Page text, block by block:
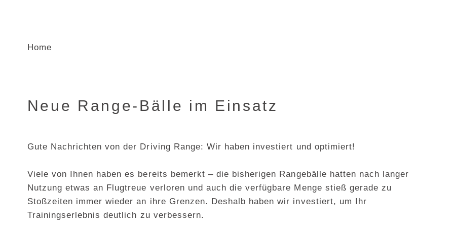
Home
Neue Range-Bälle im Einsatz
Gute Nachrichten von der Driving Range: Wir haben investiert und optimiert!
Viele von Ihnen haben es bereits bemerkt – die bisherigen Rangebälle hatten nach langer
Nutzung etwas an Flugtreue verloren und auch die verfügbare Menge stieß gerade zu
Stoßzeiten immer wieder an ihre Grenzen. Deshalb haben wir investiert, um Ihr
Trainingserlebnis deutlich zu verbessern.